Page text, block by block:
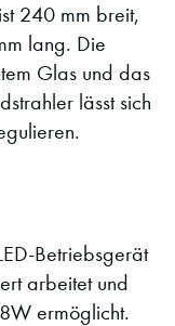
240 mm breit,
lang. Die
Glas und das
lässt sich
Betriebsgerät
arbeitet und
ermöglicht.